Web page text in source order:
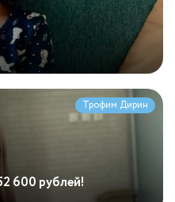
Трофим Дирин
600 рублей!